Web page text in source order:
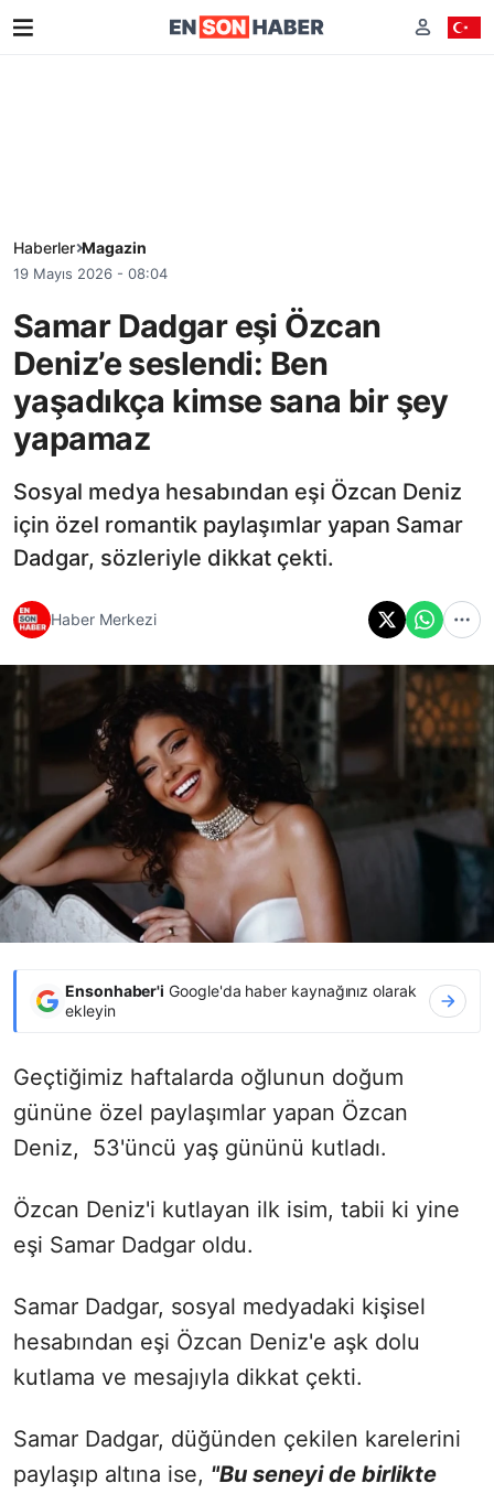
Haberler Magazin
19 Mayıs 2026 - 08:04
Samar Dadgar eşi Özcan
Deniz’e seslendi: Ben
yaşadıkça kimse sana bir şey
yapamaz
Sosyal medya hesabından eşi Özcan Deniz
için özel romantik paylaşımlar yapan Samar
Dadgar, sözleriyle dikkat çekti.
Haber Merkezi
Ensonhaber'i Google'da haber kaynağınız olarak
ekleyin
Geçtiğimiz haftalarda oğlunun doğum
gününe özel paylaşımlar yapan Özcan
Deniz, 53'üncü yaş gününü kutladı.
Özcan Deniz'i kutlayan ilk isim, tabii ki yine
eşi Samar Dadgar oldu.
Samar Dadgar, sosyal medyadaki kişisel
hesabından eşi Özcan Deniz'e aşk dolu
kutlama ve mesajıyla dikkat çekti.
Samar Dadgar, düğünden çekilen karelerini
paylaşıp altına ise, "Bu seneyi de birlikte